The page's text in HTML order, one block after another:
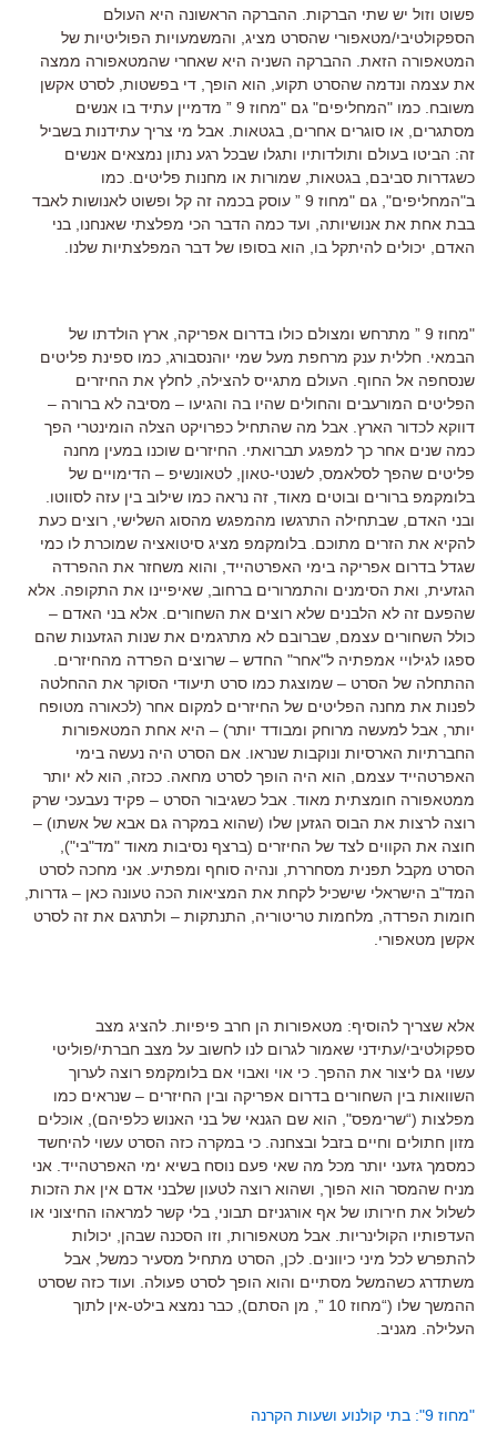
פשוט וזול יש שתי הברקות. ההברקה הראשונה היא העולם
הספקולטיבי/מטאפורי שהסרט מציג, והמשמעויות הפוליטיות של
המטאפורה הזאת. ההברקה השניה היא שאחרי שהמטאפורה ממצה
את עצמה ונדמה שהסרט תקוע, הוא הופך, די בפשטות, לסרט אקשן
משובח. כמו "המחליפים" גם "מחוז 9 ” מדמיין עתיד בו אנשים
מסתגרים, או סוגרים אחרים, בגטאות. אבל מי צריך עתידנות בשביל
זה: הביטו בעולם ותולדותיו ותגלו שבכל רגע נתון נמצאים אנשים
כשגדרות סביבם, בגטאות, שמורות או מחנות פליטים. כמו
ב"המחליפים", גם "מחוז 9 ” עוסק בכמה זה קל ופשוט לאנושות לאבד
בבת אחת את אנושיותה, ועד כמה הדבר הכי מפלצתי שאנחנו, בני
האדם, יכולים להיתקל בו, הוא בסופו של דבר המפלצתיות שלנו.
"מחוז 9 ” מתרחש ומצולם כולו בדרום אפריקה, ארץ הולדתו של
הבמאי. חללית ענק מרחפת מעל שמי יוהנסבורג, כמו ספינת פליטים
שנסחפה אל החוף. העולם מתגייס להצילה, לחלץ את החיזרים
הפליטים המורעבים והחולים שהיו בה והגיעו – מסיבה לא ברורה –
דווקא לכדור הארץ. אבל מה שהתחיל כפרויקט הצלה הומינטרי הפך
כמה שנים אחר כך למפגע תברואתי. החיזרים שוכנו במעין מחנה
פליטים שהפך לסלאמס, לשנטי-טאון, לטאונשיפ – הדימויים של
בלומקמפ ברורים ובוטים מאוד, זה נראה כמו שילוב בין עזה לסווטו.
ובני האדם, שבתחילה התרגשו מהמפגש מהסוג השלישי, רוצים כעת
להקיא את הזרים מתוכם. בלומקמפ מציג סיטואציה שמוכרת לו כמי
שגדל בדרום אפריקה בימי האפרטהייד, והוא משחזר את ההפרדה
הגזעית, ואת הסימנים והתמרורים ברחוב, שאיפיינו את התקופה. אלא
שהפעם זה לא הלבנים שלא רוצים את השחורים. אלא בני האדם –
כולל השחורים עצמם, שברובם לא מתרגמים את שנות הגזענות שהם
ספגו לגילויי אמפתיה ל"אחר" החדש – שרוצים הפרדה מהחיזרים.
ההתחלה של הסרט – שמוצגת כמו סרט תיעודי הסוקר את ההחלטה
לפנות את מחנה הפליטים של החיזרים למקום אחר (לכאורה מטופח
יותר, אבל למעשה מרוחק ומבודד יותר) – היא אחת המטאפורות
החברתיות הארסיות ונוקבות שנראו. אם הסרט היה נעשה בימי
האפרטהייד עצמם, הוא היה הופך לסרט מחאה. ככזה, הוא לא יותר
ממטאפורה חומצתית מאוד. אבל כשגיבור הסרט – פקיד נעבעכי שרק
רוצה לרצות את הבוס הגזען שלו (שהוא במקרה גם אבא של אשתו) –
חוצה את הקווים לצד של החיזרים (ברצף נסיבות מאוד "מד"בי"),
הסרט מקבל תפנית מסחררת, ונהיה סוחף ומפתיע. אני מחכה לסרט
המד"ב הישראלי שישכיל לקחת את המציאות הכה טעונה כאן – גדרות,
חומות הפרדה, מלחמות טריטוריה, התנתקות – ולתרגם את זה לסרט
אקשן מטאפורי.
אלא שצריך להוסיף: מטאפורות הן חרב פיפיות. להציג מצב
ספקולטיבי/עתידני שאמור לגרום לנו לחשוב על מצב חברתי/פוליטי
עשוי גם ליצור את ההפך. כי אוי ואבוי אם בלומקמפ רוצה לערוך
השוואות בין השחורים בדרום אפריקה ובין החיזרים – שנראים כמו
מפלצות (“שרימפס", הוא שם הגנאי של בני האנוש כלפיהם), אוכלים
מזון חתולים וחיים בזבל ובצחנה. כי במקרה כזה הסרט עשוי להיחשד
כמסמך גזעני יותר מכל מה שאי פעם נוסח בשיא ימי האפרטהייד. אני
מניח שהמסר הוא הפוך, ושהוא רוצה לטעון שלבני אדם אין את הזכות
לשלול את חירותו של אף אורגניזם תבוני, בלי קשר למראהו החיצוני או
העדפותיו הקולינריות. אבל מטאפורות, וזו הסכנה שבהן, יכולות
להתפרש לכל מיני כיוונים. לכן, הסרט מתחיל מסעיר כמשל, אבל
משתדרג כשהמשל מסתיים והוא הופך לסרט פעולה. ועוד כזה שסרט
ההמשך שלו (“מחוז 10 ”, מן הסתם), כבר נמצא בילט-אין לתוך
העלילה. מגניב.
"מחוז 9": בתי קולנוע ושעות הקרנה